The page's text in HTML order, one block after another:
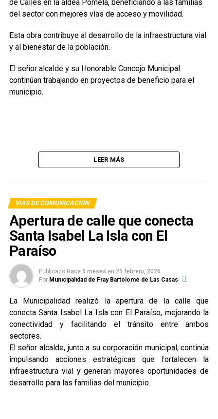
de Calles en la aldea Pomela, beneficiando a las familias
del sector con mejores vías de acceso y movilidad.
Esta obra contribuye al desarrollo de la infraestructura vial
y al bienestar de la población.
El señor alcalde y su Honorable Concejo Municipal
continúan trabajando en proyectos de beneficio para el
municipio.
LEER MÁS
VÍAS DE COMUNICACIÓN
Apertura de calle que conecta
Santa Isabel La Isla con El
Paraíso
Publicado Hace 5 meses en 25 febrero, 2026
Por Municipalidad de Fray Bartolomé de Las Casas
La Municipalidad realizó la apertura de la calle que
conecta Santa Isabel La Isla con El Paraíso, mejorando la
conectividad y facilitando el tránsito entre ambos
sectores.
El señor alcalde, junto a su corporación municipal, continúa
impulsando acciones estratégicas que fortalecen la
infraestructura vial y generan mayores oportunidades de
desarrollo para las familias del municipio.